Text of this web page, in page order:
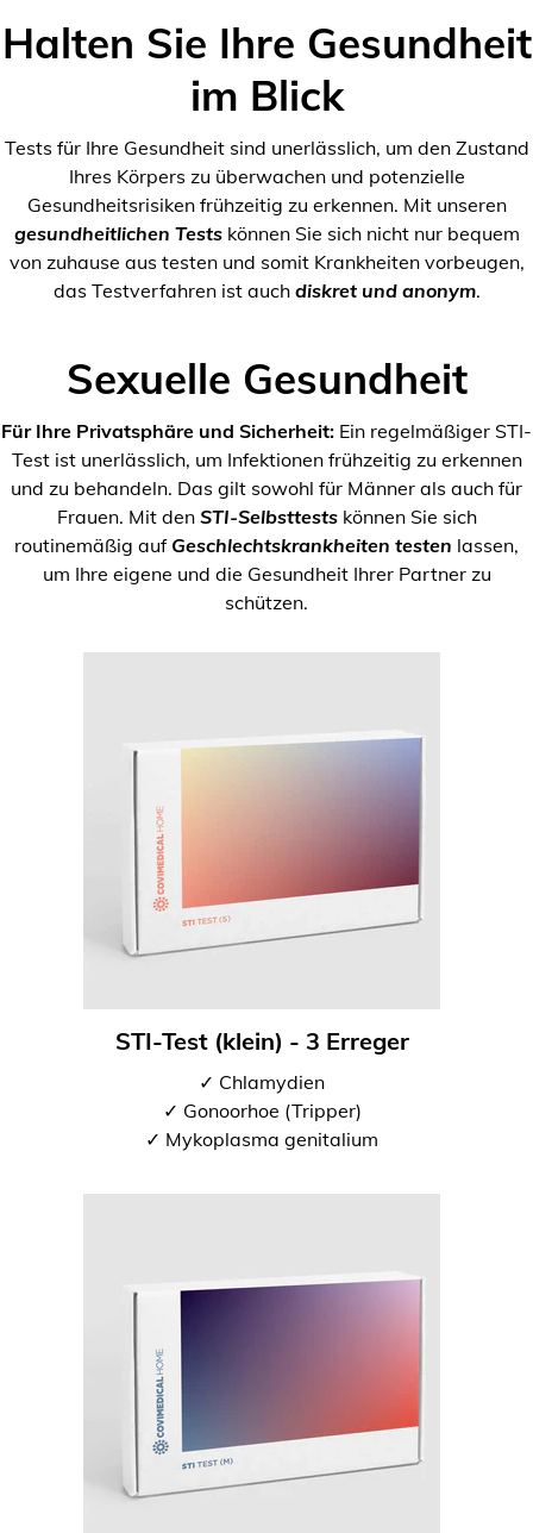
Halten Sie Ihre Gesundheit
im Blick
Tests für Ihre Gesundheit sind unerlässlich, um den Zustand
Ihres Körpers zu überwachen und potenzielle
Gesundheitsrisiken frühzeitig zu erkennen. Mit unseren
gesundheitlichen Testskönnen Sie sich nicht nur bequem
von zuhause aus testen und somit Krankheiten vorbeugen,
das Testverfahren ist auch diskret und anonym.
Sexuelle Gesundheit
Für Ihre Privatsphäre und Sicherheit: Ein regelmäßiger STI-
Test ist unerlässlich, um Infektionen frühzeitig zu erkennen
und zu behandeln. Das gilt sowohl für Männer als auch für
Frauen. Mit den STI-Selbsttestskönnen Sie sich
routinemäßig auf Geschlechtskrankheiten testen lassen,
um Ihre eigene und die Gesundheit Ihrer Partner zu
schützen.
STI-Test (klein) - 3 Erreger
✓ Chlamydien
✓ Gonoorhoe (Tripper)
✓ Mykoplasma genitalium